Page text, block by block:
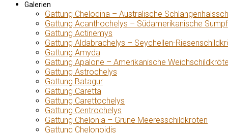
Galerien
Gattung Chelodina – Australische
Gattung Acanthochelys – Südamerikanische
Gattung Actinemys
Gattung Aldabrachelys – Seychellen-
Gattung Amyda
Gattung Apalone – Amerikanische
Gattung Astrochelys
Gattung Batagur
Gattung Caretta
Gattung Carettochelys
Gattung Centrochelys
Gattung Chelonia – Grüne Meeresschildkröten
Gattung Chelonoidis